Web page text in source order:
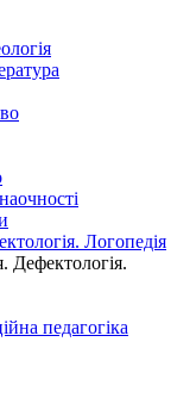
Логопедія
Дефектологія.
педагогіка